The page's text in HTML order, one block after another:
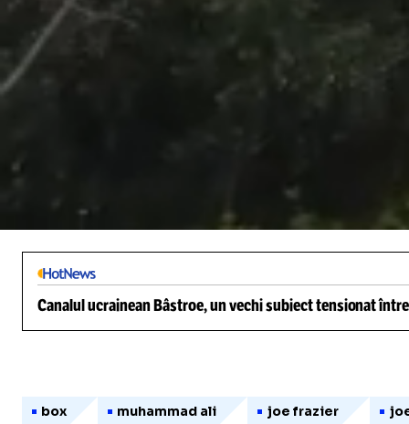
Unmute
Canalul ucrainean Bâstroe, un vechi subiect tensionat
box muhammad ali joe frazier